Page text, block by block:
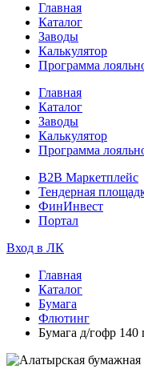
Главная
Каталог
Заводы
Калькулятор
Программа
Главная
Каталог
Заводы
Калькулятор
Программа
B2B Маркетплейс
Тендерная
ФинИнвест
Портал
Вход в ЛК
Главная
Каталог
Бумага
Флютинг
Бумага д/гофр